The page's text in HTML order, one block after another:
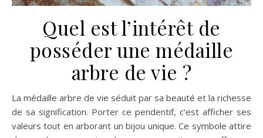
Quel est l’intérêt de
posséder une médaille
arbre de vie ?
La médaille arbre de vie séduit par sa beauté et la richesse
de sa signification. Porter ce pendentif, c’est afficher ses
valeurs tout en arborant un bijou unique. Ce symbole attire